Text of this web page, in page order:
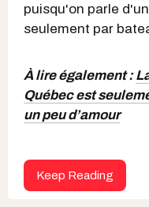
puisqu'on parle
seulement par
À lire également :
Québec est
un peu d’amour
Keep Reading